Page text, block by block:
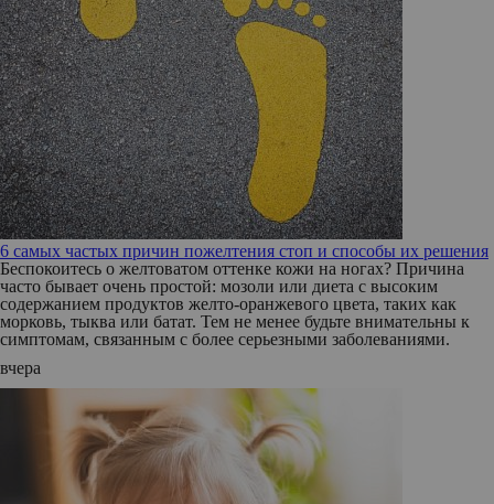
6 самых частых причин пожелтения стоп и способы их решения
Беспокоитесь о желтоватом оттенке кожи на ногах? Причина
часто бывает очень простой: мозоли или диета с высоким
содержанием продуктов желто-оранжевого цвета, таких как
морковь, тыква или батат. Тем не менее будьте внимательны к
симптомам, связанным с более серьезными заболеваниями.
вчера